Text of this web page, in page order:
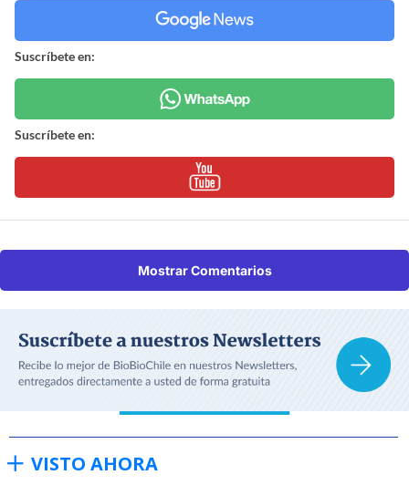
Suscríbete en:
Suscríbete en:
Mostrar Comentarios
VISTO AHORA